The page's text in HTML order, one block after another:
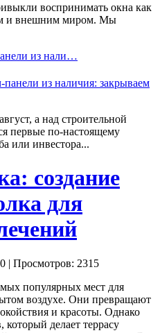
воспринимать окна как
и внешним миром. Мы
из нали…
а над строительной
первые по-настоящему
или инвестора...
создание
для
| Просмотров: 2315
популярных мест для
воздухе. Они превращают
и красоты. Однако
делает террасу